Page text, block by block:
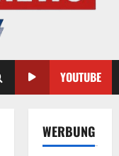
YOUTUBE
WERBUNG